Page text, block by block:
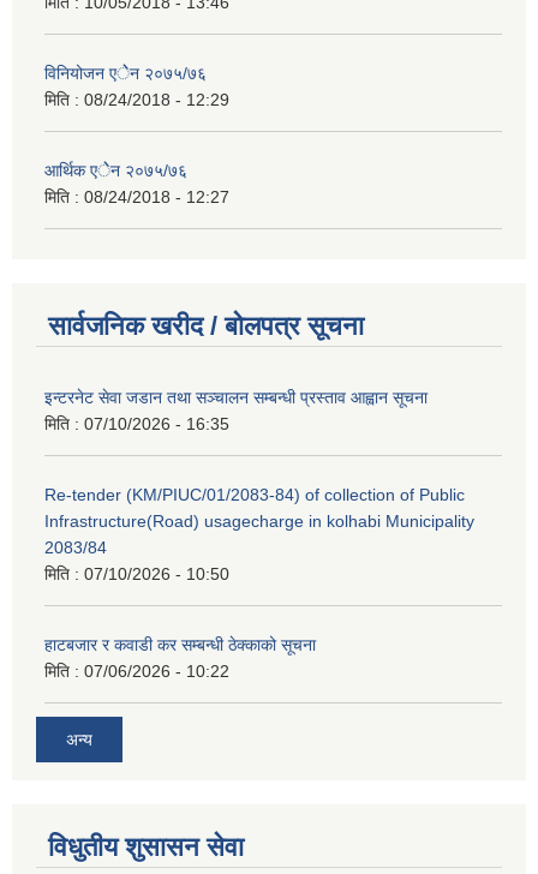
विनियोजन एेेन २०७५/७६
मिति : 08/24/2018 - 12:29
आर्थिक एेेन २०७५/७६
मिति : 08/24/2018 - 12:27
सार्वजनिक खरीद / बोलपत्र सूचना
इन्टरनेट सेवा जडान तथा सञ्चालन सम्बन्धी प्रस्ताव आह्वान सूचना
मिति : 07/10/2026 - 16:35
Re-tender (KM/PIUC/01/2083-84) of collection of Public
Infrastructure(Road) usagecharge in kolhabi Municipality
2083/84
मिति : 07/10/2026 - 10:50
हाटबजार र कवाडी कर सम्बन्धी ठेक्काको सूचना
मिति : 07/06/2026 - 10:22
अन्य
विधुतीय शुसासन सेवा